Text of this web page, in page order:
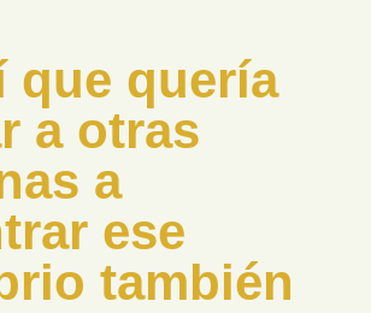
que quería
a otras
a
ese
también